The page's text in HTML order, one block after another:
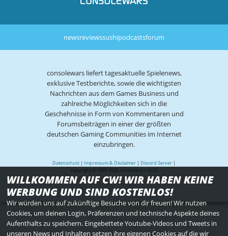
newsreviewssushipodcastsforum
consolewars liefert tagesaktuelle Spielenews,
exklusive Testberichte, sowie die wichtigsten
Nachrichten aus dem Games Business und
zahlreiche Möglichkeiten sich in die
Geschehnisse in Form von Kommentaren und
Forumsbeiträgen in einer der größten
deutschen Gaming Communities im Internet
einzubringen.
Datenschutz | Impressum & Disclaimer | Discord Server |
copyright © 1999-2026
consolewars V2.82
WILLKOMMEN AUF CW! WIR HABEN KEINE
WERBUNG UND SIND KOSTENLOS!
Wir würden uns auf zukünftige Besuche von dir freuen! Wir nutzen
Cookies, um deinen Login, Präferenzen und technische Aspekte deines
Aufenthalts zu speichern. Eingebettete Youtube-Videos und Tweets in
unseren News und Inhalten setzen ihre eigenen Cookies auf die wir